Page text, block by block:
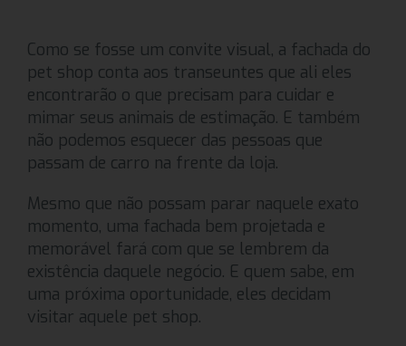
Como se fosse um convite visual, a fachada do
pet shop conta aos transeuntes que ali eles
encontrarão o que precisam para cuidar e
mimar seus animais de estimação. E também
não podemos esquecer das pessoas que
passam de carro na frente da loja.
Mesmo que não possam parar naquele exato
momento, uma fachada bem projetada e
memorável fará com que se lembrem da
existência daquele negócio. E quem sabe, em
uma próxima oportunidade, eles decidam
visitar aquele pet shop.